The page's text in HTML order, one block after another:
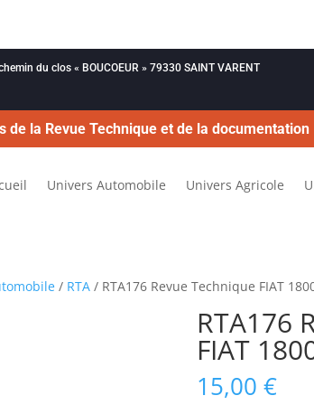
du clos « BOUCOEUR » 79330 SAINT VARENT
de la Revue Technique et de la documentation
Univers Automobile Univers Agricole
/ RTA / RTA176 Revue Technique FIAT
RTA176
FIAT
15,00€